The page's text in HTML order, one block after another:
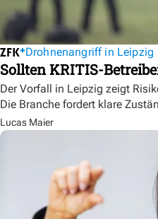
Drohnenangriff in Leipzig
Sollten KRITIS-
Der Vorfall in Leipzig zeigt
Die Branche fordert klare
Lucas Maier